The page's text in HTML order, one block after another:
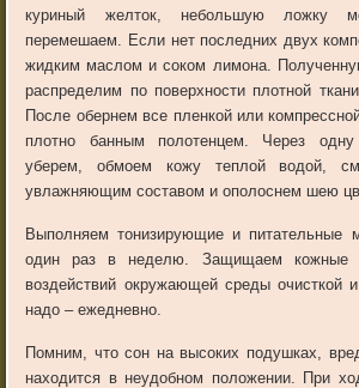
куриный желток, небольшую ложку
перемешаем. Если нет последних двух
жидким маслом и соком лимона.
распределим по поверхности плотной
После обернем все пленкой или
плотно банным полотенцем. Через
уберем, обмоем кожу теплой водой,
увлажняющим составом и ополоснем шею
Выполняем тонизирующие и питательные
один раз в неделю. Защищаем кожные
воздействий окружающей среды очисткой
надо – ежедневно.
Помним, что сон на высоких подушках,
находится в неудобном положении. При